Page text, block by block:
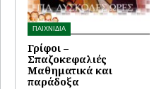
ΠΑΙΧΝΙΔΙΑ
Γρίφοι –
Σπαζοκεφαλιές
Μαθηματικά και
παράδοξα